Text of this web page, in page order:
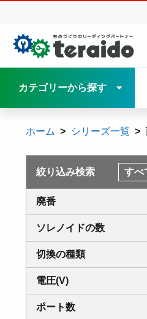
カテゴリーから探す
ホーム シリーズ一覧
絞り込み検索 すべ
廃番
ソレノイドの数
切換の種類
電圧(V)
ポート数